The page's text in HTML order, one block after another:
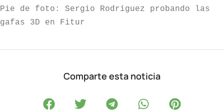
Pie de foto: Sergio Rodriguez probando las
gafas 3D en Fitur
Comparte esta noticia